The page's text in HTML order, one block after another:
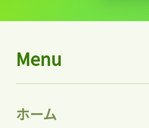
Menu
ホーム